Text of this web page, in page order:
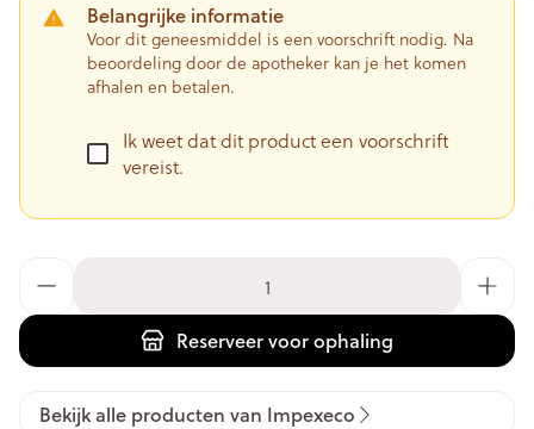
Belangrijke informatie
Voor dit geneesmiddel is een voorschrift nodig. Na
beoordeling door de apotheker kan je het komen
afhalen en betalen.
Ik weet dat dit product een voorschrift
vereist.
Reserveervoor ophaling
Bekijk alle producten van Impexeco